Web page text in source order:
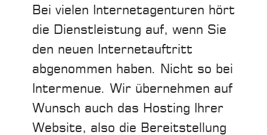
Bei vielen Internetagenturen hört
die Dienstleistung auf, wenn Sie
den neuen Internetauftritt
abgenommen haben. Nicht so bei
Intermenue. Wir übernehmen auf
Wunsch auch das Hosting Ihrer
Website, also die Bereitstellung